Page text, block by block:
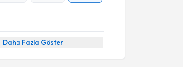
Daha Fazla Göster